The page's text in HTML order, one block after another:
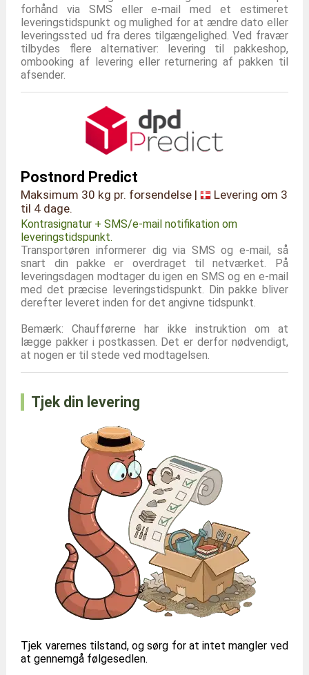
forhånd via SMS eller e-mail med et estimeret
leveringstidspunkt og mulighed for at ændre dato eller
leveringssted ud fra deres tilgængelighed. Ved fravær
tilbydes flere alternativer: levering til pakkeshop,
ombooking af levering eller returnering af pakken til
afsender.
Postnord Predict
Maksimum 30 kg pr. forsendelse |
Levering om 3
til 4 dage.
Kontrasignatur + SMS/e-mail notifikation om
leveringstidspunkt.
Transportøren informerer dig via SMS og e-mail, så
snart din pakke er overdraget til netværket. På
leveringsdagen modtager du igen en SMS og en e-mail
med det præcise leveringstidspunkt. Din pakke bliver
derefter leveret inden for det angivne tidspunkt.
Bemærk: Chaufførerne har ikke instruktion om at
lægge pakker i postkassen. Det er derfor nødvendigt,
at nogen er til stede ved modtagelsen.
Tjek din levering
Tjek varernes tilstand, og sørg for at intet mangler ved
at gennemgå følgesedlen.